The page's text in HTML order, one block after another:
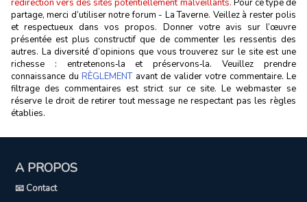
redirection vers des sites potentiellement malveillants. Pour ce type de
partage, merci d’utiliser notre forum - La Taverne. Veillez à rester polis
et respectueux dans vos propos. Donner votre avis sur l’œuvre
présentée est plus constructif que de commenter les ressentis des
autres. La diversité d’opinions que vous trouverez sur le site est une
richesse : entretenons‑la et préservons‑la. Veuillez prendre
connaissance du RÈGLEMENTavant de valider votre commentaire. Le
filtrage des commentaires est strict sur ce site. Le webmaster se
réserve le droit de retirer tout message ne respectant pas les règles
établies.
A PROPOS
📧 Contact